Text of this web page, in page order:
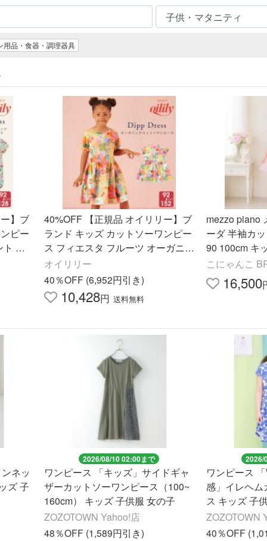
用品・食器・調理器具
】ブ
ピー
40%OFF 【正規品 オイリリー】ブ
ランド キッズ カットソーワンピー
ス フィエスタ フルーツ オーガニッ
クコットン 100 110 120 130 140 1
50【ys25gdr281】
オイリリー
40％OFF (6,952円引き)
10,428円 送料無料
mezzo piano
ーダ 半袖カ
90 100cm キ
こにゃんこ
16,500
ネッ
ズ 子
2026/08/10 02:00まで
ワンピース 「キッズ」サイドギャ
ザーカットソーワンピース（100~
160cm） キッズ 子供服 女の子
ZOZOTOWN Yahoo!店
48％OFF (1,589円引き)
2026/
ワンピース
感」イレヘム
ス キッズ 子
ZOZOTOWN
40％OFF